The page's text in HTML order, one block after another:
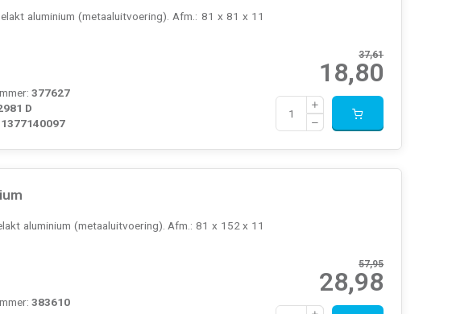
aluminium (metaaluitvoering). Afm.: 81 x 81 x 11
37,61
18,80
377627
D
aluminium (metaaluitvoering). Afm.: 81 x 152 x 11
57,95
28,98
383610